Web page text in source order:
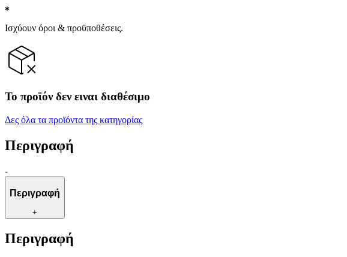
Ισχύουν όροι & προϋποθέσεις.
Το προϊόν δεν ειναι διαθέσιμο
Δες όλα τα προϊόντα της κατηγορίας
Περιγραφή
-
Περιγραφή
+
Περιγραφή